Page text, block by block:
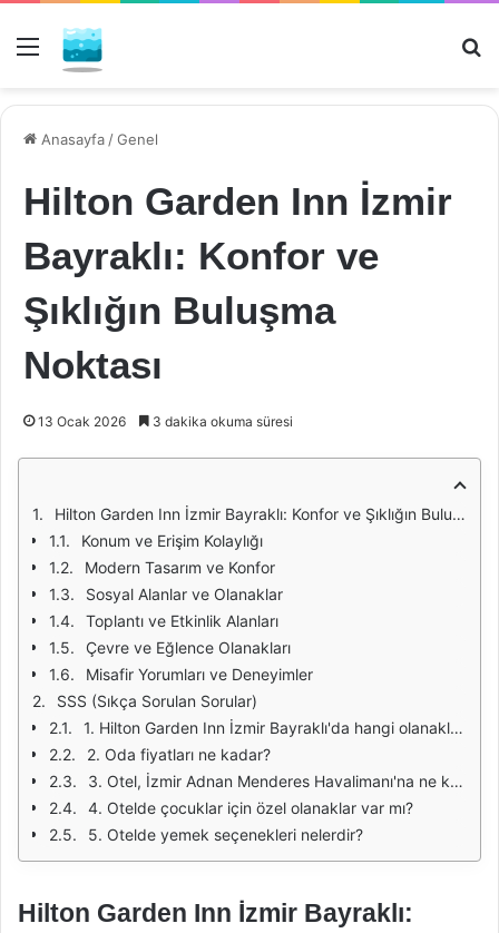
Menü
Anasayfa /Genel
Hilton Garden Inn İzmir
Bayraklı: Konfor ve
Şıklığın Buluşma
Noktası
13 Ocak 2026 3 dakika okuma süresi
Hilton Garden Inn İzmir Bayraklı: Konfor ve Şıklığın Buluşma Noktası
Konum ve Erişim Kolaylığı
Modern Tasarım ve Konfor
Sosyal Alanlar ve Olanaklar
Toplantı ve Etkinlik Alanları
Çevre ve Eğlence Olanakları
Misafir Yorumları ve Deneyimler
SSS (Sıkça Sorulan Sorular)
1. Hilton Garden Inn İzmir Bayraklı'da hangi olanaklar mevcut?
2. Oda fiyatları ne kadar?
3. Otel, İzmir Adnan Menderes Havalimanı'na ne kadar uzaklıkta?
4. Otelde çocuklar için özel olanaklar var mı?
5. Otelde yemek seçenekleri nelerdir?
Hilton Garden Inn İzmir Bayraklı: